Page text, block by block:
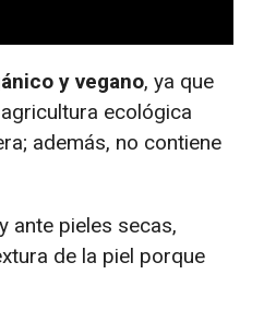
y vegano, ya que
ecológica
además, no contiene
ante pieles secas,
de la piel porque